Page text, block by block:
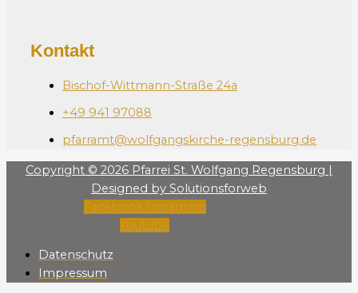
Kontakt
Bischof-Wittmann-Straße 24a
+49 941 97088
pfarramt@wolfgangskirche-regensburg.de
Copyright © 2026 Pfarrei St. Wolfgang Regensburg |
Designed by Solutionsforweb
Facebook Instagram
Youtube
Datenschutz
Impressum